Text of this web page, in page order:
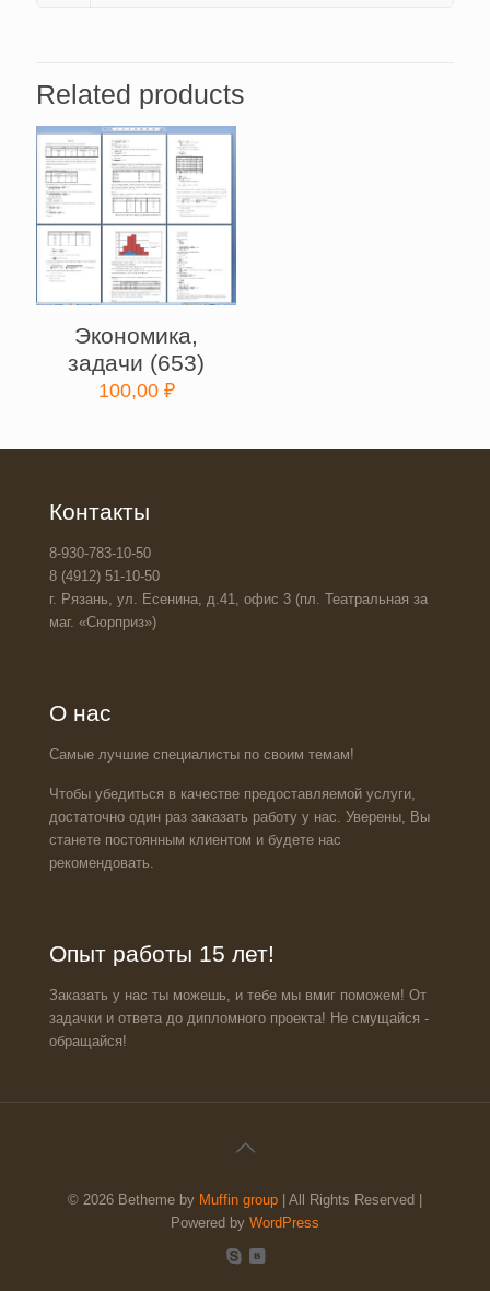
Related products
Экономика,
задачи (653)
100,00 ₽
Контакты
8-930-783-10-50
8 (4912) 51-10-50
г. Рязань, ул. Есенина, д.41, офис 3 (пл. Театральная за
маг. «Сюрприз»)
О нас
Самые лучшие специалисты по своим темам!
Чтобы убедиться в качестве предоставляемой услуги,
достаточно один раз заказать работу у нас. Уверены, Вы
станете постоянным клиентом и будете нас
рекомендовать.
Опыт работы 15 лет!
Заказать у нас ты можешь, и тебе мы вмиг поможем! От
задачки и ответа до дипломного проекта! Не смущайся -
обращайся!
© 2026 Betheme by Muffin group | All Rights Reserved |
Powered by WordPress